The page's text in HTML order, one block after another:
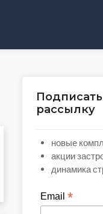
рассылку
новые
акции
динамика
Email*